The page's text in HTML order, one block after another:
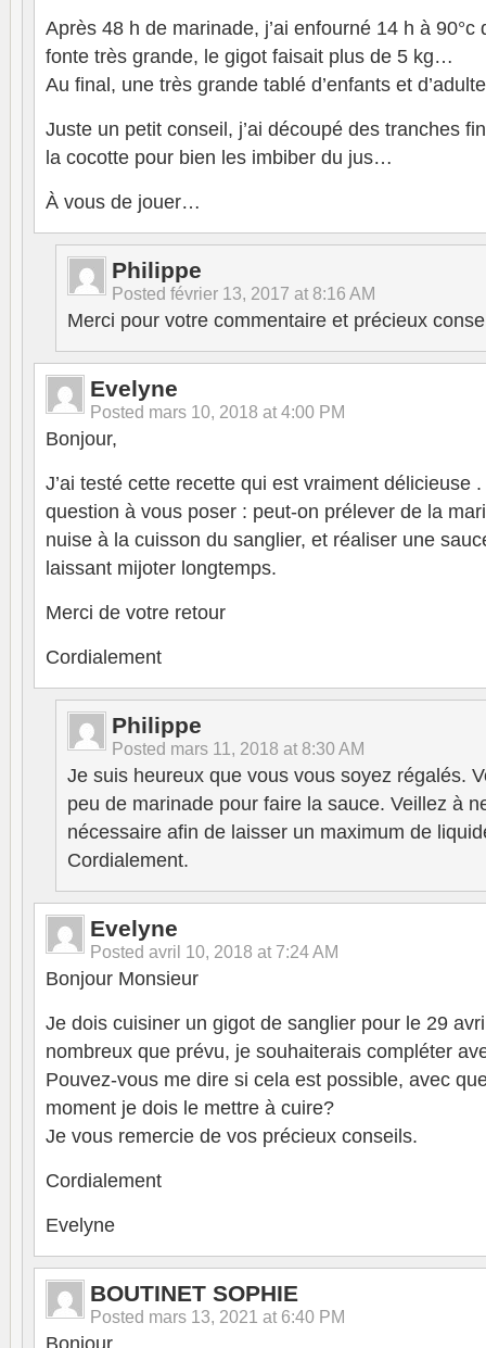
Après 48 h de marinade, j’ai enfourné 14 h à 90°c
fonte très grande, le gigot faisait plus de 5 kg…
Au final, une très grande tablé d’enfants et
Juste un petit conseil, j’ai découpé des tranches
la cocotte pour bien les imbiber du jus…
À vous de jouer…
Philippe
Posted février 13, 2017 at 8:16 AM
Merci pour votre commentaire et précieux
Evelyne
Posted mars 10, 2018 at 4:00 PM
Bonjour,
J’ai testé cette recette qui est vraiment délicieuse
question à vous poser : peut-on prélever de la
nuise à la cuisson du sanglier, et réaliser une
laissant mijoter longtemps.
Merci de votre retour
Cordialement
Philippe
Posted mars 11, 2018 at 8:30 AM
Je suis heureux que vous vous soyez régalés.
peu de marinade pour faire la sauce. Veillez à
nécessaire afin de laisser un maximum de
Cordialement.
Evelyne
Posted avril 10, 2018 at 7:24 AM
Bonjour Monsieur
Je dois cuisiner un gigot de sanglier pour le 29
nombreux que prévu, je souhaiterais compléter
Pouvez-vous me dire si cela est possible, avec
moment je dois le mettre à cuire?
Je vous remercie de vos précieux conseils.
Cordialement
Evelyne
BOUTINET SOPHIE
Posted mars 13, 2021 at 6:40 PM